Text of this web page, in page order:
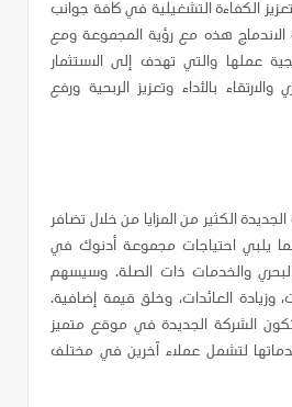
الكفاءة التشغيلية في كافة جوانب
الاندماج هذه مع رؤية المجموعة ومع
عملها والتي تهدف إلى الاستثمار
بالأداء وتعزيز الربحية ورفع
الكثير من المزايا من خلال تضافر
بما يلبي احتياجات مجموعة أدنوك في
والخدمات ذات الصلة. وسيسهم
وزيادة العائدات، وخلق قيمة إضافية.
الشركة الجديدة في موقع متميز
لتشمل عملاء آخرين في مختلف